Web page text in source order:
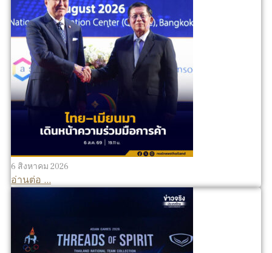
6 สิงหาคม 2026
อ่านต่อ ...